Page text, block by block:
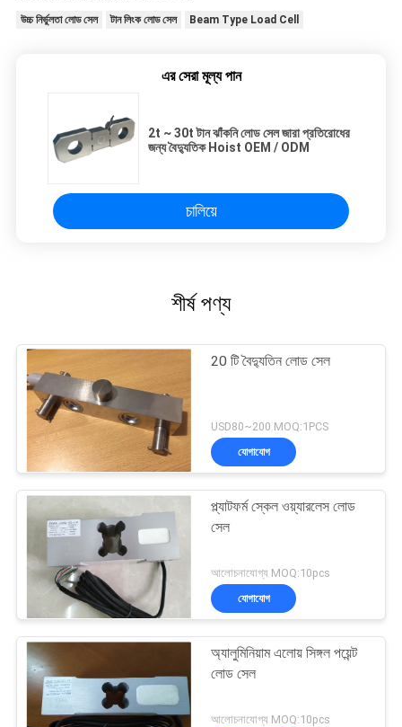
উচ্চ নির্ভুলতা লোড সেল টান লিংক লোড সেল Beam Type Load Cell
এর সেরা মূল্য পান
2t ~ 30t টান ঝাঁকনি লোড সেল জারা প্রতিরোধের
জন্য বৈদ্যুতিক Hoist OEM / ODM
চালিয়ে
শীর্ষ পণ্য
20 টি বৈদ্যুতিন লোড সেল
USD80~200 MOQ:1PCS
যোগাযোগ
প্ল্যাটফর্ম স্কেল ওয়্যারলেস লোড
সেল
আলোচনাযোগ্য MOQ:10pcs
যোগাযোগ
অ্যালুমিনিয়াম এলোয় সিঙ্গল পয়েন্ট
লোড সেল
আলোচনাযোগ্য MOQ:10pcs